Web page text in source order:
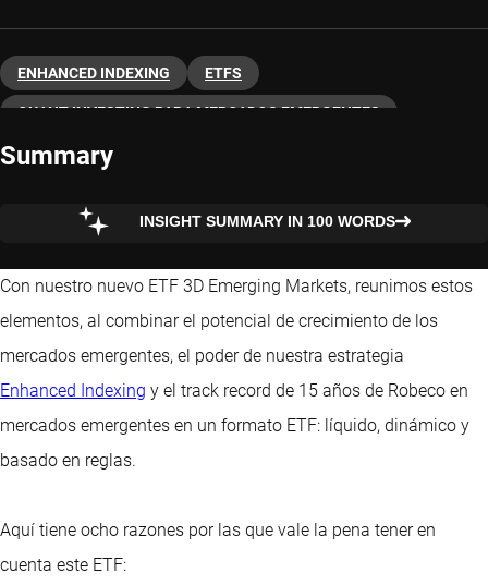
ENHANCED INDEXING ETFS
QUANT INVESTING PARA MERCADOS EMERGENTES
QUANTITATIVE INVESTING
Summary
INSIGHT SUMMARY IN 100 WORDS
Con nuestro nuevo ETF 3D Emerging Markets, reunimos estos
elementos, al combinar el potencial de crecimiento de los
mercados emergentes, el poder de nuestra estrategia
Enhanced Indexing y el track record de 15 años de Robeco en
mercados emergentes en un formato ETF: líquido, dinámico y
basado en reglas.
Aquí tiene ocho razones por las que vale la pena tener en
cuenta este ETF: